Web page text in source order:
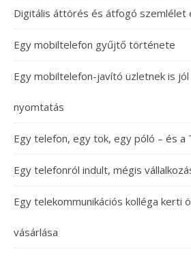
Digitális áttörés és átfogó
Egy mobiltelefon gyűjtő története
Egy mobiltelefon-javító üzletnek is
nyomtatás
Egy telefon, egy tok, egy póló – és a
Egy telefonról indult, mégis
Egy telekommunikációs kolléga kerti
vásárlása